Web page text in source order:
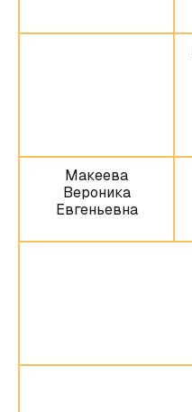
Макеева
Вероника
Евгеньевна